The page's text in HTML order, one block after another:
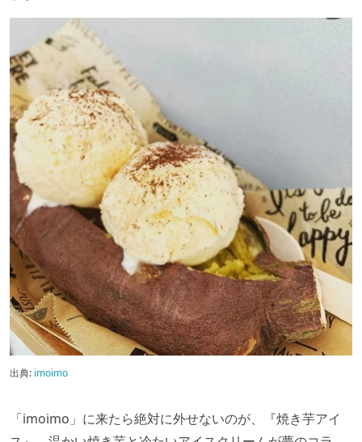
出典: imoimo
「imoimo」に来たら絶対に外せないのが、『焼き芋アイ